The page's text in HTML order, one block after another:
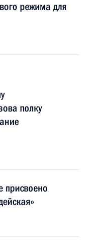
режима для
полку
присвоено